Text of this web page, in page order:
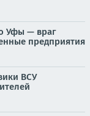
Уфы — враг
предприятия
ВСУ